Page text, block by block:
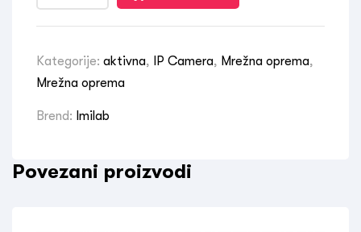
Kategorije: aktivna, IP Camera, Mrežna oprema,
Mrežna oprema
Brend: Imilab
Povezani proizvodi